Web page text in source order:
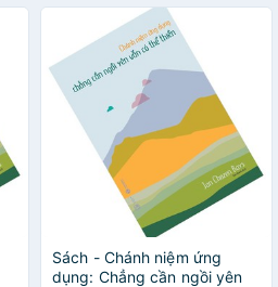
Sách - Chánh niệm ứng
dụng: Chẳng cần ngồi yên